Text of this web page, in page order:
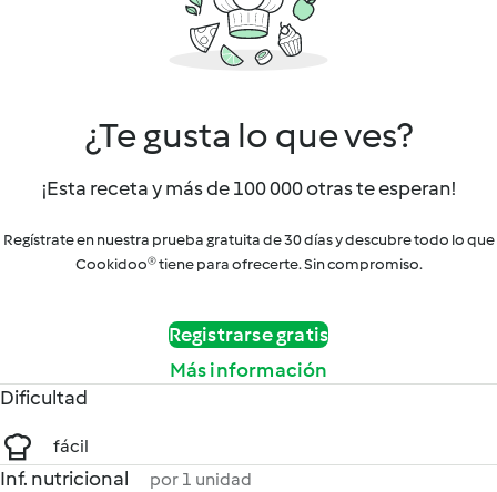
¿Te gusta lo que ves?
¡Esta receta y más de 100 000 otras te esperan!
Regístrate en nuestra prueba gratuita de 30 días y descubre todo lo que
Cookidoo® tiene para ofrecerte. Sin compromiso.
Registrarse gratis
Más información
Dificultad
fácil
Inf. nutricional por 1 unidad